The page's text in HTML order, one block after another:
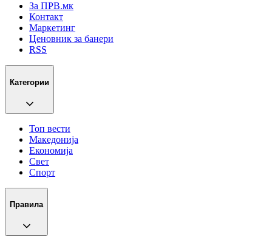
За ПРВ.мк
Контакт
Маркетинг
Ценовник за банери
RSS
Категории
Топ вести
Македонија
Економија
Свет
Спорт
Правила